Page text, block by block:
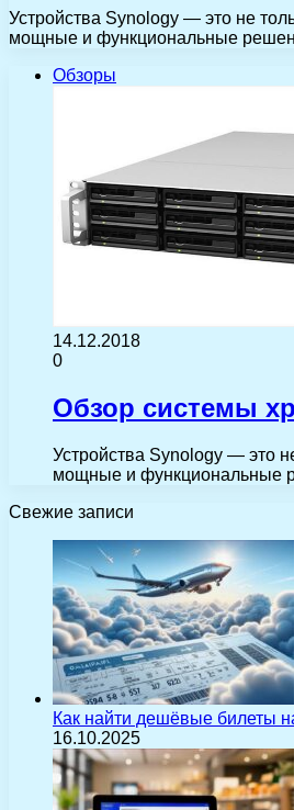
Устройства Synology — это не
мощные и функциональные
Обзоры
14.12.2018
0
Обзор системы
Устройства Synology — это
мощные и функциональные
Свежие записи
Как найти дешёвые билеты
16.10.2025